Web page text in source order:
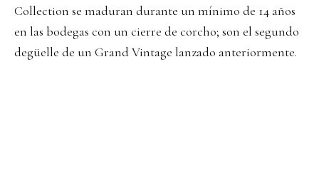
Collection se maduran durante un mínimo de 14 años
en las bodegas con un cierre de corcho; son el segundo
degüelle de un Grand Vintage lanzado anteriormente.